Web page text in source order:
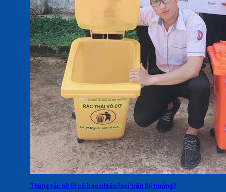
Thùng rác 60 lít có bao nhiêu loại trên thị trường?